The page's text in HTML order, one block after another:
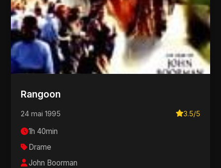
Rangoon
24 mai 1995 3.5/5
1h 40min
Drame
John Boorman